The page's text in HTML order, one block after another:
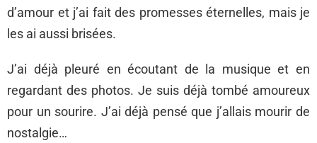
d’amour et j’ai fait des promesses éternelles, mais je
les ai aussi brisées.
J’ai déjà pleuré en écoutant de la musique et en
regardant des photos. Je suis déjà tombé amoureux
pour un sourire. J’ai déjà pensé que j’allais mourir de
nostalgie…